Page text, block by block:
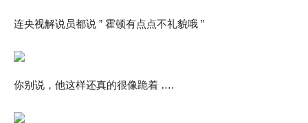
连央视解说员都说 ” 霍顿有点点不礼貌哦 ”
你别说，他这样还真的很像跪着 ….